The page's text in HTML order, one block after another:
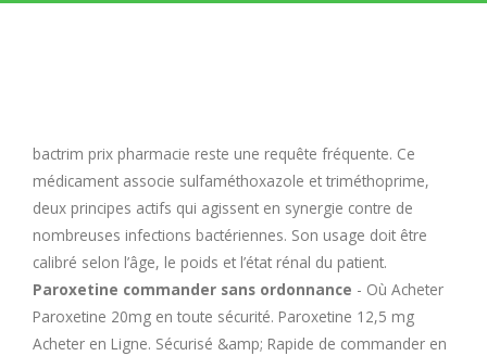
H
I
J
K
bactrim prix pharmacie reste une requête fréquente. Ce
médicament associe sulfaméthoxazole et triméthoprime,
deux principes actifs qui agissent en synergie contre de
nombreuses infections bactériennes. Son usage doit être
calibré selon l’âge, le poids et l’état rénal du patient.
Paroxetine commander sans ordonnance - Où Acheter
Paroxetine 20mg en toute sécurité. Paroxetine 12,5 mg
Acheter en Ligne. Sécurisé &amp; Rapide de commander en